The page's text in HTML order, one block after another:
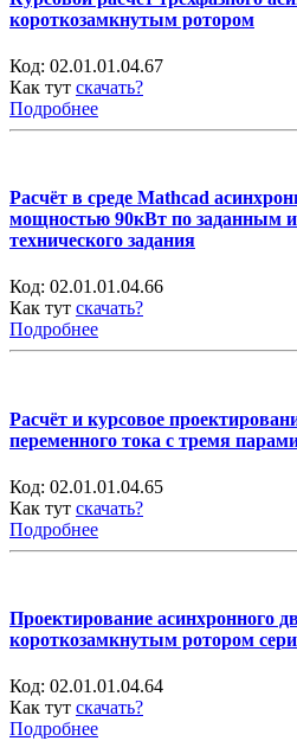
короткозамкнутым ротором
Код: 02.01.01.04.67
Как тут скачать?
Подробнее
Расчёт в среде Mathcad
мощностью 90кВт по заданным
технического задания
Код: 02.01.01.04.66
Как тут скачать?
Подробнее
Расчёт и курсовое
переменного тока с тремя
Код: 02.01.01.04.65
Как тут скачать?
Подробнее
Проектирование асинхронного
короткозамкнутым ротором
Код: 02.01.01.04.64
Как тут скачать?
Подробнее